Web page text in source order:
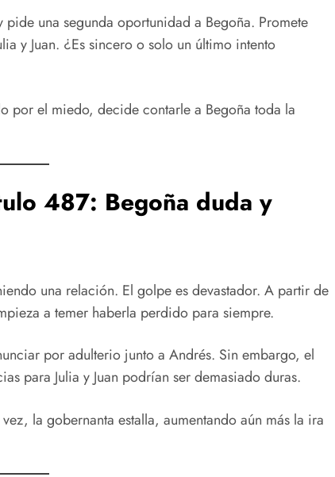
una segunda oportunidad a Begoña. Promete
y Juan. ¿Es sincero o solo un último intento
por el miedo, decide contarle a Begoña toda la
487: Begoña duda y
una relación. El golpe es devastador. A partir de
a temer haberla perdido para siempre.
por adulterio junto a Andrés. Sin embargo, el
para Julia y Juan podrían ser demasiado duras.
la gobernanta estalla, aumentando aún más la ira